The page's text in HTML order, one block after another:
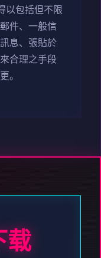
包括但不限
件、一般信
息、張貼於
合理之手段
。
载